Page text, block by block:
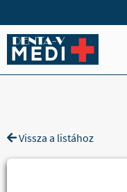
Vissza a listához